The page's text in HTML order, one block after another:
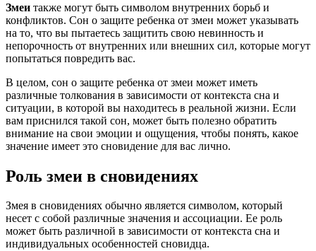
Змеи также могут быть символом внутренних борьб и
конфликтов. Сон о защите ребенка от змеи может указывать
на то, что вы пытаетесь защитить свою невинность и
непорочность от внутренних или внешних сил, которые могут
попытаться повредить вас.
В целом, сон о защите ребенка от змеи может иметь
различные толкования в зависимости от контекста сна и
ситуации, в которой вы находитесь в реальной жизни. Если
вам приснился такой сон, может быть полезно обратить
внимание на свои эмоции и ощущения, чтобы понять, какое
значение имеет это сновидение для вас лично.
Роль змеи в сновидениях
Змея в сновидениях обычно является символом, который
несет с собой различные значения и ассоциации. Ее роль
может быть различной в зависимости от контекста сна и
индивидуальных особенностей сновидца.